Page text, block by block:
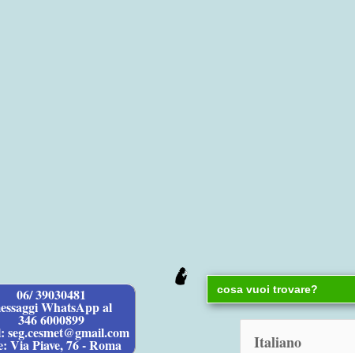
06/ 39030481
WhatsApp al
346 6000899
seg.cesmet@gmail.com
Via Piave, 76 - Roma
Search
for: